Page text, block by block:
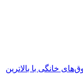
خانگی با بالاترین